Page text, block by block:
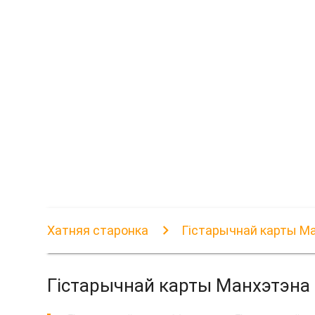
Хатняя старонка Гістарычнай карты
Гістарычнай карты Манхэтэна